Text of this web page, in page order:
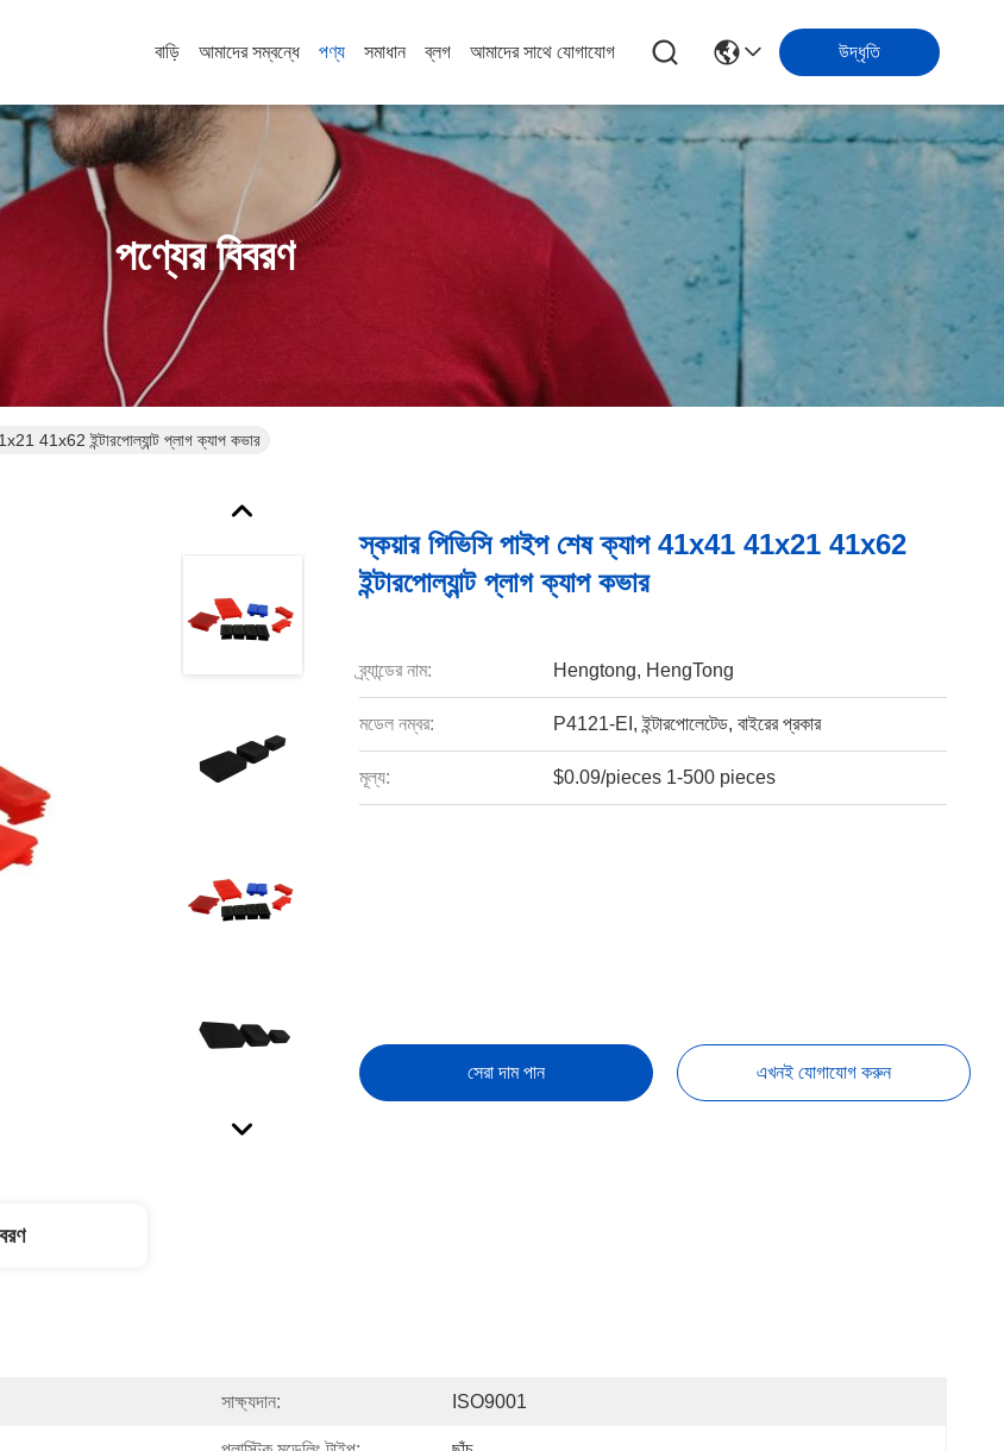
বাড়ি আমাদের সম্বন্ধে পণ্য সমাধান ব্লগ আমাদের সাথে যোগাযোগ উদ্ধৃতি
পণ্যের বিবরণ
41x62 ইন্টারপোল্যান্ট প্লাগ ক্যাপ কভার
স্কয়ার পিভিসি পাইপ শেষ ক্যাপ 41x41 41x21 41x62
ইন্টারপোল্যান্ট প্লাগ ক্যাপ কভার
ব্র্যান্ডের নাম: Hengtong, HengTong
মডেল নম্বর: P4121-EI, ইন্টারপোলেটেড, বাইরের প্রকার
মূল্য: $0.09/pieces 1-500 pieces
সেরা দাম পান এখনই যোগাযোগ করুন
সাক্ষ্যদান: ISO9001